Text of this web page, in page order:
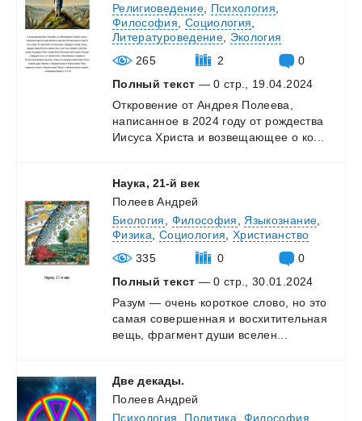
Религиоведение, Психология
Философия
Социология
Литературоведение, Экология
265
2
0
Полный текст — 0 стр., 19.04.2024
Откровение от Андрея Полеева,
написанное в 2024 году от рождества
Иисуса Христа и возвещающее о ко...
Наука, 21-й век
Полеев Андрей
Биология
Философия Языкознание
Физика
Социология ,Христианство
335
0
0
Полный текст — 0 стр., 30.01.2024
Разум — очень короткое слово, но это
самая совершенная и восхитительная
вещь, фрагмент души вселен...
Две декады.
Полеев Андрей
Психология
Политика Философия